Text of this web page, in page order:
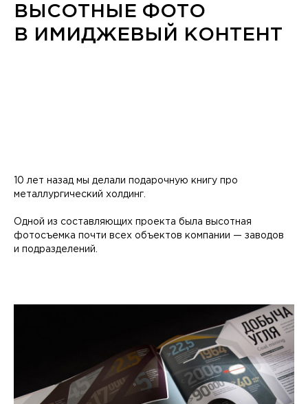
ВЫСОТНЫЕ ФОТО
В ИМИДЖЕВЫЙ КОНТЕНТ
10 лет назад мы делали подарочную книгу про
металлургический холдинг.
Одной из составляющих проекта была высотная
фотосъемка почти всех объектов компании — заводов
и подразделений.